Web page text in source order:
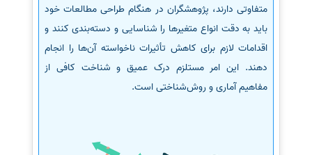
متفاوتی دارند، پژوهشگران در هنگام طراحی مطالعات خود
باید به دقت انواع متغیرها را شناسایی و دسته‌بندی کنند و
اقدامات لازم برای کاهش تأثیرات ناخواسته آن‌ها را انجام
دهند. این امر مستلزم درک عمیق و شناخت کافی از
مفاهیم آماری و روش‌شناختی است.